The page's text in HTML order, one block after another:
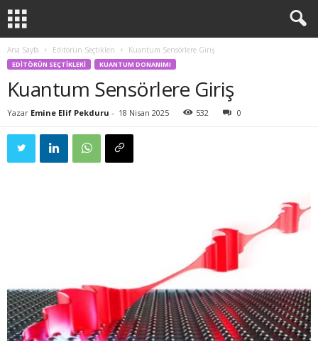
Ana Sayfa Editörün Seçtikleri Kuantum Sensörlere Giriş
EDITÖRÜN SEÇTIKLERI KUANTUM DONANIMI
Kuantum Sensörlere Giriş
Yazar Emine Elif Pekduru - 18 Nisan 2025 532 0